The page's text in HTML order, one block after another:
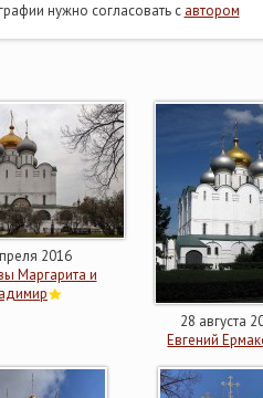
нужно согласовать с автором
2016
Маргарита и
28 августа
Евгений